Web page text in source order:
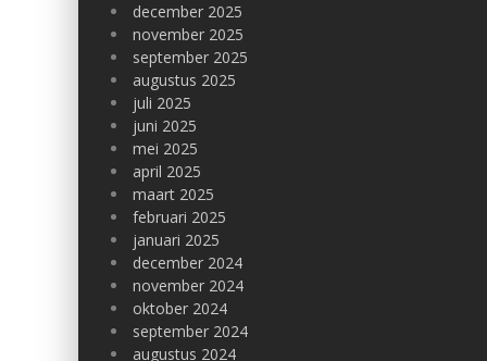
december 2025
november 2025
september 2025
augustus 2025
juli 2025
juni 2025
mei 2025
april 2025
maart 2025
februari 2025
januari 2025
december 2024
november 2024
oktober 2024
september 2024
augustus 2024